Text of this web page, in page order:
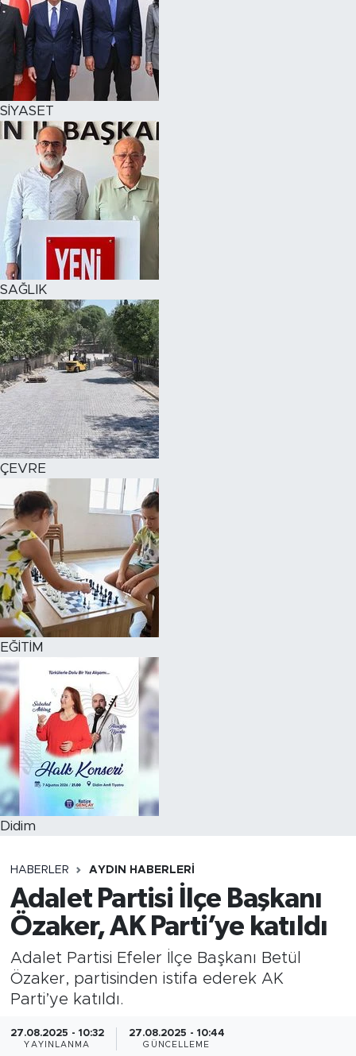
SİYASET
SAĞLIK
ÇEVRE
EĞİTİM
Didim
HABERLER AYDIN HABERLERI
Adalet Partisi İlçe Başkanı
Özaker, AK Parti’ye katıldı
Adalet Partisi Efeler İlçe Başkanı Betül
Özaker, partisinden istifa ederek AK
Parti’ye katıldı.
27.08.2025 - 10:32
YAYINLANMA
27.08.2025 - 10:44
GÜNCELLEME